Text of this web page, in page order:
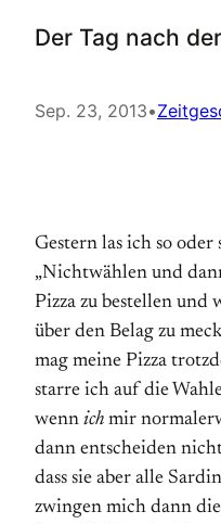
Der Tag nach
Sep. 23, 2013•
Gestern las ich so
„Nichtwählen und
Pizza zu bestellen und
über den Belag zu
mag meine Pizza
starre ich auf die
wenn ich mir
dann entscheiden
dass sie aber alle
zwingen mich dann die